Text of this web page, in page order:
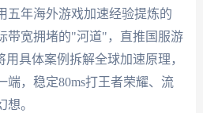
五年海外游戏加速经验提炼的
带宽拥堵的"河道"，直推国服游
具体案例拆解全球加速原理，
端，稳定80ms打王者荣耀、流
。